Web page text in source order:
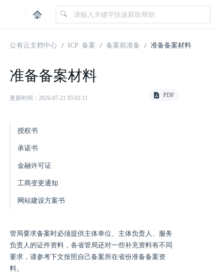
|
公有云文档中心 ICP 备案 备案前准备 准备备案材料
准备备案材料
更新时间：2026-07-21 05:03:11 PDF
授权书
承诺书
金融许可证
工商变更通知
网站建设方案书
管局要求备案时必须提供主体单位、主体负责人、服务
负责人的证件资料，各省管局还对一些补充资料有不同
要求，请参考下文按照自己备案所在省份准备备案资
料。